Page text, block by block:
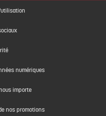
numériques
importe
nos promotions